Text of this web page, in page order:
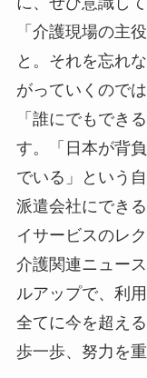
「介護現場の主
と。それを忘れ
がっていくので
「誰にでもでき
す。「日本が背
でいる」という
派遣会社にでき
イサービスのレ
介護関連ニュー
ルアップで、利
全てに今を超え
歩一歩、努力を重